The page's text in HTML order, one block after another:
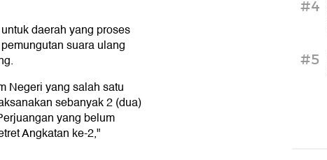
daerah yang proses
suara ulang
Negeri yang salah satu
sebanyak 2 (dua)
yang belum
Angkatan ke-2,"
#4
#5